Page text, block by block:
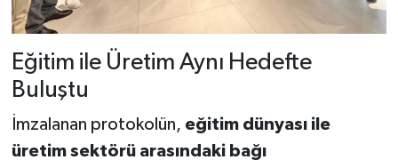
Eğitim ile Üretim Aynı Hedefte
Buluştu
İmzalanan protokolün, eğitim dünyası ile
üretim sektörü arasındaki bağı